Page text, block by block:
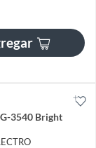
3540 Bright